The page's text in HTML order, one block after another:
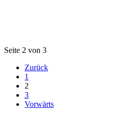
Seite 2 von 3
Zurück
1
2
3
Vorwärts